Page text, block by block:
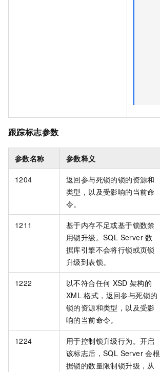
跟踪标志参数
参数名称 参数释义
1204
返回参与死锁的锁的资源和
类型，以及受影响的当前命
令。
1211
基于内存不足或基于锁数禁
用锁升级。SQL Server 数
据库引擎不会将行锁或页锁
升级到表锁。
1222 以不符合任何 XSD 架构的
XML 格式，返回参与死锁的
锁的资源和类型，以及受影
响的当前命令。
1224
用于控制锁升级行为。开启
该标志后，SQL Server 会根
据锁的数量限制锁升级，从